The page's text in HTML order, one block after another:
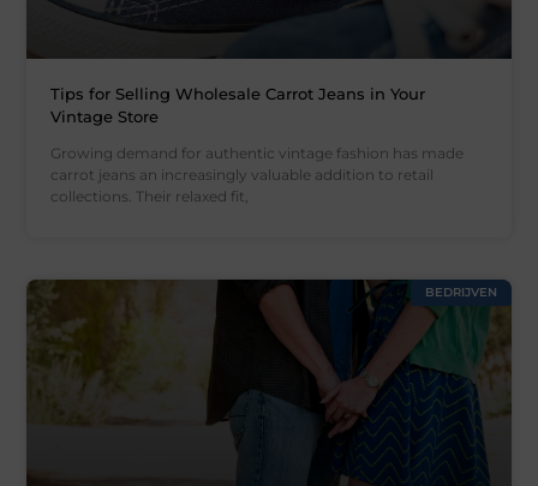
Tips for Selling Wholesale Carrot Jeans in Your
Vintage Store
Growing demand for authentic vintage fashion has made
carrot jeans an increasingly valuable addition to retail
collections. Their relaxed fit,
BEDRIJVEN